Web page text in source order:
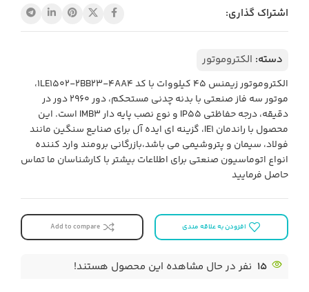
اشتراک گذاری:
دسته: الکتروموتور
الکتروموتور زیمنس 45 کیلووات با کد 1LE1502-2BB23-4AA4،
موتور سه فاز صنعتی با بدنه چدنی مستحکم، دور 2960 دور در
دقیقه، درجه حفاظتی IP55 و نوع نصب پایه دار IMB3 است. این
محصول با راندمان IE1، گزینه ای ایده آل برای صنایع سنگین مانند
فولاد، سیمان و پتروشیمی می باشد،بازرگانی برومند وارد کننده
انواع اتوماسیون صنعتی برای اطلاعات بیشتر با کارشناسان ما تماس
حاصل فرمایید
افزودن به علاقه مندی Add to compare
15 نفر در حال مشاهده این محصول هستند!